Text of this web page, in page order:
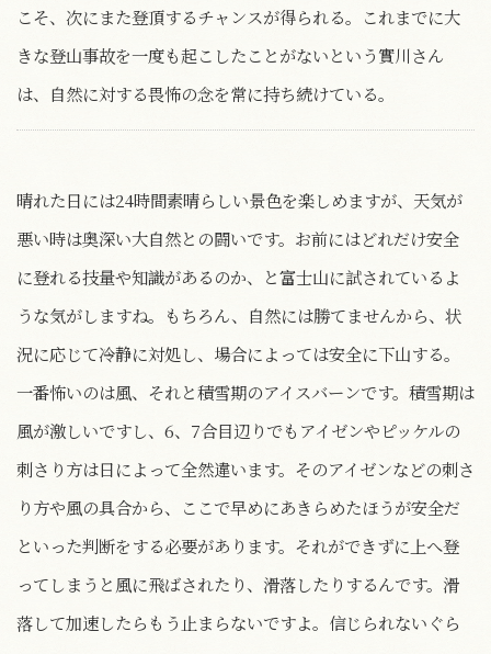
こそ、次にまた登頂するチャンスが得られる。これまでに大
きな登山事故を一度も起こしたことがないという實川さん
は、自然に対する畏怖の念を常に持ち続けている。
晴れた日には24時間素晴らしい景色を楽しめますが、天気が
悪い時は奥深い大自然との闘いです。お前にはどれだけ安全
に登れる技量や知識があるのか、と富士山に試されているよ
うな気がしますね。もちろん、自然には勝てませんから、状
況に応じて冷静に対処し、場合によっては安全に下山する。
一番怖いのは風、それと積雪期のアイスバーンです。積雪期は
風が激しいですし、6、7合目辺りでもアイゼンやピッケルの
刺さり方は日によって全然違います。そのアイゼンなどの刺さ
り方や風の具合から、ここで早めにあきらめたほうが安全だ
といった判断をする必要があります。それができずに上へ登
ってしまうと風に飛ばされたり、滑落したりするんです。滑
落して加速したらもう止まらないですよ。信じられないぐら